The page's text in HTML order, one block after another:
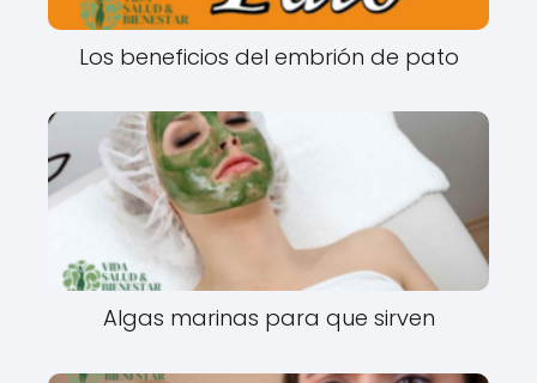
Los beneficios del embrión de pato
Algas marinas para que sirven